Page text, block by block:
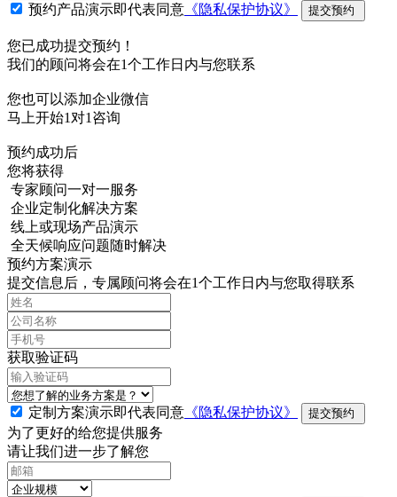
预约产品演示即代表同意 《隐私保护协议》 提交预约
您已成功提交预约！
我们的顾问将会在1个工作日内与您联系
您也可以添加企业微信
马上开始1对1咨询
预约成功后
您将获得
专家顾问一对一服务
企业定制化解决方案
线上或现场产品演示
全天候响应问题随时解决
预约方案演示
提交信息后，专属顾问将会在1个工作日内与您取得联系
获取验证码
定制方案演示即代表同意 《隐私保护协议》 提交预约
为了更好的给您提供服务
请让我们进一步了解您